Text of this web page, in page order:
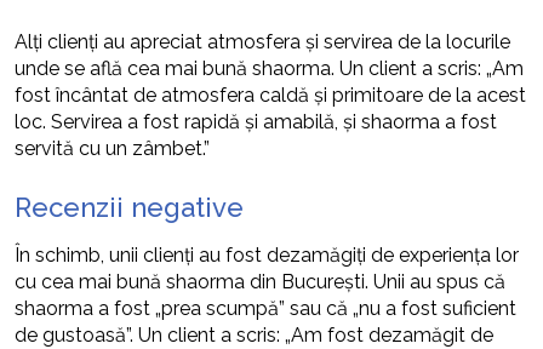
Alți clienți au apreciat atmosfera și servirea de la locurile
unde se află cea mai bună shaorma. Un client a scris: „Am
fost încântat de atmosfera caldă și primitoare de la acest
loc. Servirea a fost rapidă și amabilă, și shaorma a fost
servită cu un zâmbet.”
Recenzii negative
În schimb, unii clienți au fost dezamăgiți de experiența lor
cu cea mai bună shaorma din București. Unii au spus că
shaorma a fost „prea scumpă” sau că „nu a fost suficient
de gustoasă”. Un client a scris: „Am fost dezamăgit de